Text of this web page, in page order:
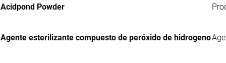
Acidpond Powder
Agente esterilizante compuesto de peróxido de hidrogeno